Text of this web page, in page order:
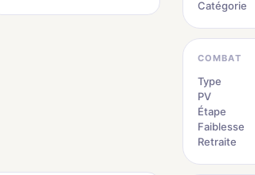
Catégorie
COMBAT
Type
PV
Étape
Faiblesse
Retraite